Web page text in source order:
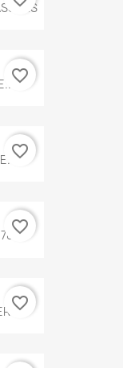
favorite_border
favorite_border
favorite_border
favorite_border